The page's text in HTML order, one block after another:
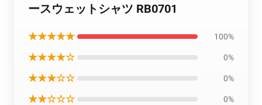
ースウェットシャツ RB0701
★★★★★ 100%
★★★★☆ 0%
★★★☆☆ 0%
★★☆☆☆ 0%